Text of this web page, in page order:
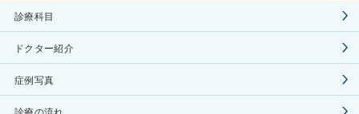
診療科目
ドクター紹介
症例写真